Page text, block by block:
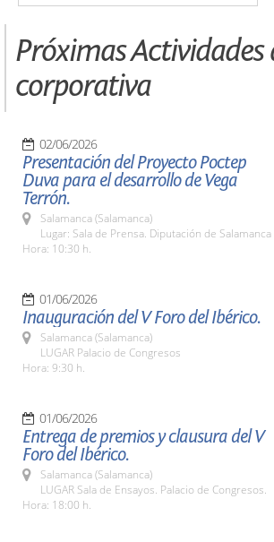
Próximas Actividades
corporativa
02/06/2026
Presentación del Proyecto Poctep
Duva para el desarrollo de Vega
Terrón.
Salamanca (Salamanca)
Lugar: Sala de Prensa. Diputación de Salamanca
Hora: 10:30 h.
01/06/2026
Inauguración del V Foro del Ibérico.
Salamanca (Salamanca)
LUGAR Palacio de Congresos
Hora: 9:30 h.
01/06/2026
Entrega de premios y clausura del V
Foro del Ibérico.
Salamanca (Salamanca)
LUGAR Sala de Ensayos. Palacio de Congresos.
Hora: 18:00 h.